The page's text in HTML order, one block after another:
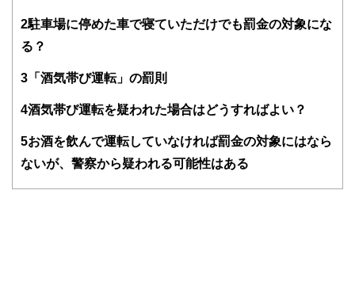
得者を中心に「お金や暮らし」に関する書籍・雑誌の編集経
験者で構成され、企画立案から記事掲載まですべての工程に
FinancialFieldの特徴は、ファイナンシャルプランナー、弁
ドバイザー、DCプランナー、公認会計士、社会保険労務
士、行政書士、投資アナリスト、キャリアコンサルタントな
かしく感じられる年金や税金、相続、保険、ローンなどの話
をわかりやすく発信している点です。
2駐車場に停めた車で寝ていただけでも罰金の対象にな
る？
3 「酒気帯び運転」の罰則
4酒気帯び運転を疑われた場合はどうすればよい？
5お酒を飲んで運転していなければ罰金の対象にはなら
ないが、警察から疑われる可能性はある